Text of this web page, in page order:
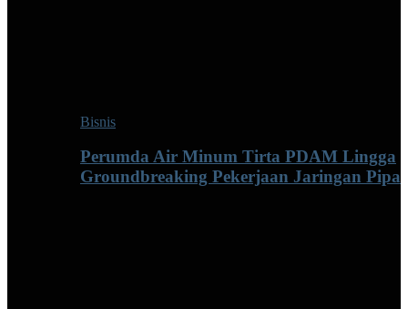
Bisnis
Perumda Air Minum Tirta PDAM Lingga
Groundbreaking Pekerjaan Jaringan Pipa